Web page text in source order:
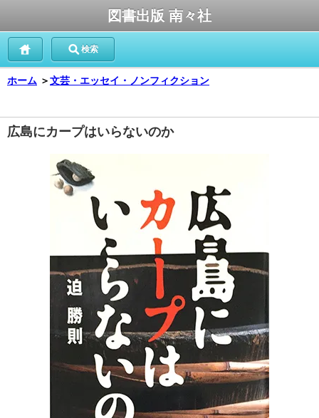
図書出版 南々社
検索
ホーム ＞文芸・エッセイ・ノンフィクション
広島にカープはいらないのか